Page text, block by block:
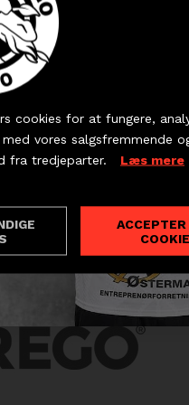
hent dine
PARTNERBILLETTER
Slutrunde med det
deltog også i
af Superego
cookies for at fungere,
vores salgsfremmende
fra tredjeparter. Læs mere